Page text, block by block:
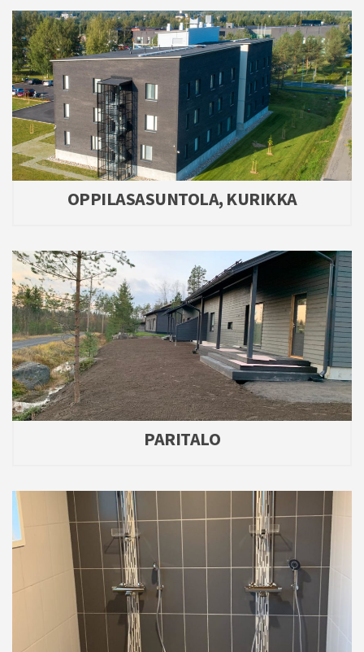
OPPILASASUNTOLA, KURIKKA
PARITALO